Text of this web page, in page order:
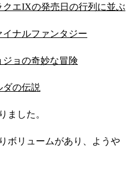
エIXの発売日の行列に並ぶ
ナルファンタジー
ョの奇妙な冒険
の伝説
ました。
ボリュームがあり、ようや